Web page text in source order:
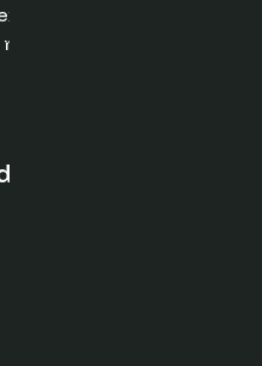
de los
directas.